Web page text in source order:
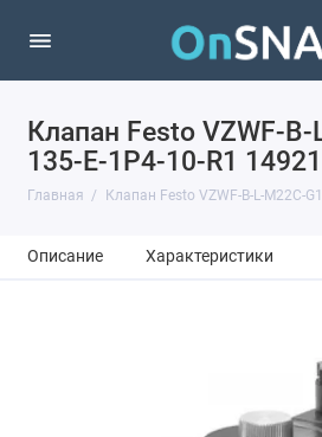
Клапан Festo VZWF-B-
135-E-1P4-10-R1
Главная Клапан Festo VZWF-B-L-M22C-
Описание Характеристики